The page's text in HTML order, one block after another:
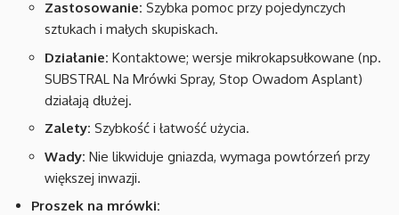
Zastosowanie: Szybka pomoc przy pojedynczych
sztukach i małych skupiskach.
Działanie: Kontaktowe; wersje mikrokapsułkowane (np.
SUBSTRAL Na Mrówki Spray, Stop Owadom Asplant)
działają dłużej.
Zalety: Szybkość i łatwość użycia.
Wady: Nie likwiduje gniazda, wymaga powtórzeń przy
większej inwazji.
Proszek na mrówki: